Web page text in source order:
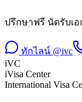
ปรึกษาฟรี นัดรับเ
ทักไลน์ @ivc
iVC
iVisa Center
International Visa